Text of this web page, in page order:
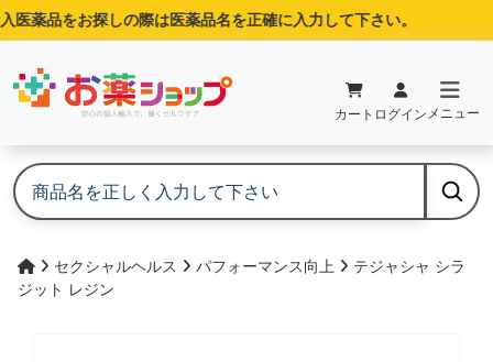
薬品をお探しの際は医薬品名を正確に入力して下さい。
カート ログイン メニュー
セクシャルヘルス パフォーマンス向上
テジャシャ シラ
ジット レジン